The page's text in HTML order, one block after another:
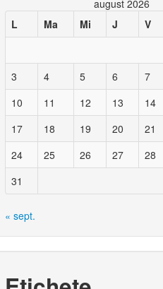
august 2026
L
Ma Mi J V
3
4 5 6 7
10
11 12 13 14
17
18 19 20 21
24
25 26 27 28
31
« sept.